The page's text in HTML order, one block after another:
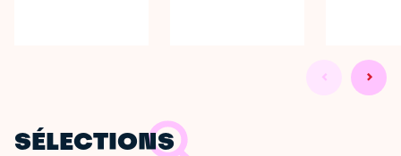
SÉLECTIONS